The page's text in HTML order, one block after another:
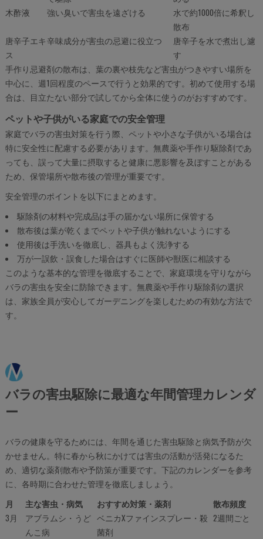
木酢液
強い臭いで害虫を遠ざける
水で約1000倍に希釈し
散布
唐辛子エキ
ス
辛味成分が害虫の忌避に役立つ
唐辛子を水で煮出し濾
す
手作り忌避剤の散布は、葉の裏や枝先など害虫がつきやすい場所を
中心に、週1回程度のペースで行うと効果的です。初めて使用する場
合は、目立たない部分で試してから全体に使うのがおすすめです。
ペットや子供がいる家庭での安全管理
家庭でバラの害虫対策を行う際、ペットや小さな子供がいる場合は
特に安全性に配慮する必要があります。無農薬や手作り駆除剤であ
っても、誤って大量に摂取すると健康に悪影響を及ぼすことがある
ため、保管場所や散布後の管理が重要です。
安全管理のポイントを以下にまとめます。
駆除剤の材料や完成品は手の届かない場所に保管する
散布後は葉が乾くまでペットや子供が触れないようにする
使用後は手洗いを徹底し、器具もよく洗浄する
万が一誤飲・誤食した場合はすぐに医師や獣医に相談する
このような基本的な管理を徹底することで、家庭環境を守りながら
バラの害虫を安全に防除できます。無農薬や手作り駆除剤の選択
は、家族全員が安心してガーデニングを楽しむための有効な方法で
す。
バラの害虫駆除に最適な年間管理カレンダ
ー
バラの健康を守るためには、年間を通じた害虫駆除と病気予防が欠
かせません。特に春から秋にかけては害虫の活動が活発になるた
め、適切な薬剤散布や予防策が重要です。下記のカレンダーを参考
に、各時期に合わせた管理を徹底しましょう。
月
主な害虫・病気 おすすめ対策・薬剤
散布頻度
3月
アブラムシ・うど
んこ病
ベニカXファインスプレー・殺
菌剤
2週間ごと